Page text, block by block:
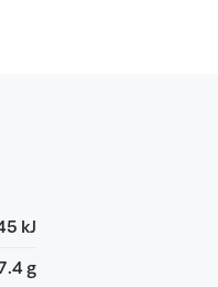
kJ
g